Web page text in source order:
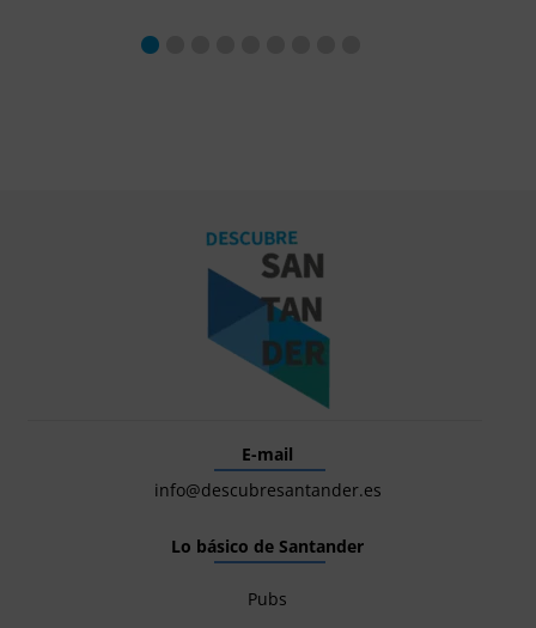
E-mail
info@descubresantander.es
Lo básico de Santander
Pubs